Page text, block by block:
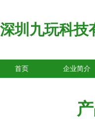
深圳九玩科技
首页 企业简介